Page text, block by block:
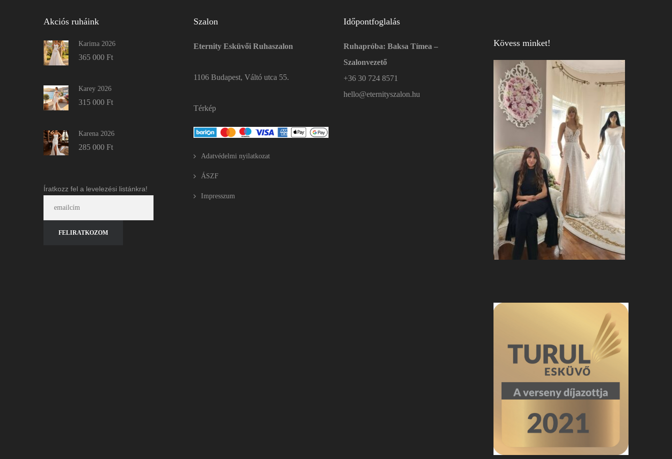
Akciós ruháink
Karima 2026
365 000 Ft
Karey 2026
315 000 Ft
Karena 2026
285 000 Ft
Íratkozz fel a levelezési listánkra!
Szalon
Eternity Esküvői Ruhaszalon
1106 Budapest, Váltó utca 55.
Térkép
Adatvédelmi nyilatkozat
ÁSZF
Impresszum
Időpontfoglalás
Ruhapróba: Baksa Tímea –
Szalonvezető
+36 30 724 8571
hello@eternityszalon.hu
Kövess minket!